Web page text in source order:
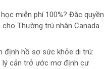
miễn phí 100%? Đặc quyền
cho Thường trú nhân Canada
định hồ sơ sức khỏe di trú:
lý cản trở ước mơ định cư